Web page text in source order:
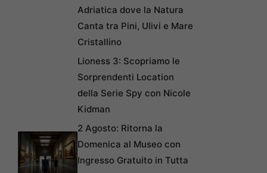
Adriatica dove la Natura
Canta tra Pini, Ulivi e Mare
Cristallino
Lioness 3: Scopriamo le
Sorprendenti Location
della Serie Spy con Nicole
Kidman
2 Agosto: Ritorna la
Domenica al Museo con
Ingresso Gratuito in Tutta